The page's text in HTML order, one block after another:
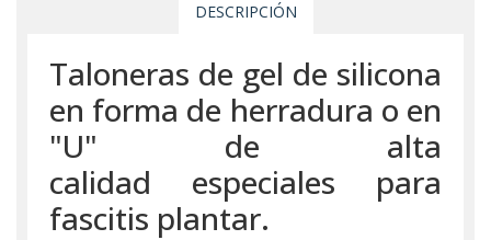
DESCRIPCIÓN
Taloneras de gel de silicona
en forma de herradura o en
"U" de alta
calidad especiales para
fascitis plantar.